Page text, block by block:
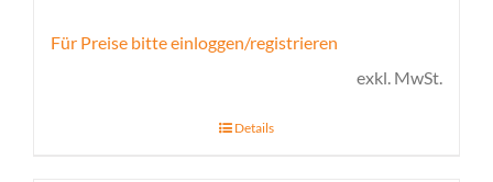
Für Preise bitte einloggen/registrieren
exkl. MwSt.
Details